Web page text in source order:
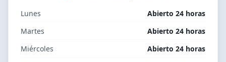
Lunes
Abierto 24 horas
Martes
Abierto 24 horas
Miércoles
Abierto 24 horas